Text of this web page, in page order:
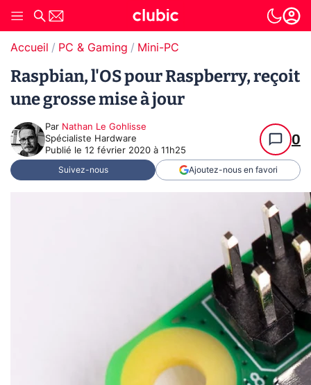
Accueil PC & Gaming Mini-PC
Raspbian, l'OS pour Raspberry, reçoit
une grosse mise à jour
Par Nathan Le Gohlisse
Spécialiste Hardware
Publié le 12 février 2020 à 11h25
0
Suivez-nous Ajoutez-nous en favori